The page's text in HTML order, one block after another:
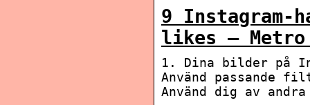
9 Instagram-
likes – Metro
1. Dina bilder på
Använd passande
Använd dig av